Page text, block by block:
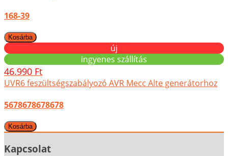
168-39
új
ingyenes szállítás
46.990 Ft
UVR6 feszültségszabályozó AVR Mecc Alte generátorhoz
5678678678678
Kapcsolat